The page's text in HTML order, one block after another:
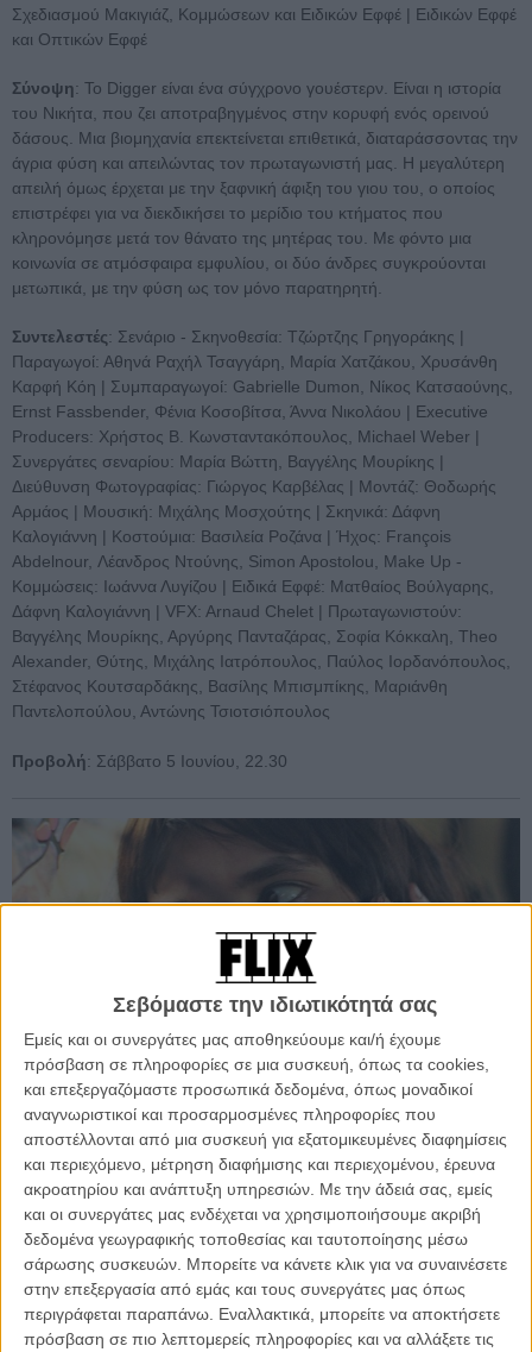
Σεβόμαστε την ιδιωτικότητά σας
Εμείς και οι συνεργάτες μας αποθηκεύουμε και/ή έχουμε
πρόσβαση σε πληροφορίες σε μια συσκευή, όπως τα cookies,
και επεξεργαζόμαστε προσωπικά δεδομένα, όπως μοναδικοί
αναγνωριστικοί και προσαρμοσμένες πληροφορίες που
αποστέλλονται από μια συσκευή για εξατομικευμένες διαφημίσεις
και περιεχόμενο, μέτρηση διαφήμισης και περιεχομένου, έρευνα
ακροατηρίου και ανάπτυξη υπηρεσιών. Με την άδειά σας, εμείς
και οι συνεργάτες μας ενδέχεται να χρησιμοποιήσουμε ακριβή
δεδομένα γεωγραφικής τοποθεσίας και ταυτοποίησης μέσω
σάρωσης συσκευών. Μπορείτε να κάνετε κλικ για να συναινέσετε
στην επεξεργασία από εμάς και τους συνεργάτες μας όπως
περιγράφεται παραπάνω. Εναλλακτικά, μπορείτε να αποκτήσετε
πρόσβαση σε πιο λεπτομερείς πληροφορίες και να αλλάξετε τις
Σχεδιασμού Μακιγιάζ, Κομμώσεων και Ειδικών Εφφέ | Ειδικών Εφφέ
και Οπτικών Εφφέ
Σύνοψη: Το Digger είναι ένα σύγχρονο γουέστερν. Είναι η ιστορία
του Νικήτα, που ζει αποτραβηγμένος στην κορυφή ενός ορεινού
δάσους. Μια βιομηχανία επεκτείνεται επιθετικά, διαταράσσοντας την
άγρια φύση και απειλώντας τον πρωταγωνιστή μας. Η μεγαλύτερη
απειλή όμως έρχεται με την ξαφνική άφιξη του γιου του, ο οποίος
επιστρέφει για να διεκδικήσει το μερίδιο του κτήματος που
κληρονόμησε μετά τον θάνατο της μητέρας του. Με φόντο μια
κοινωνία σε ατμόσφαιρα εμφυλίου, οι δύο άνδρες συγκρούονται
μετωπικά, με την φύση ως τον μόνο παρατηρητή.
Συντελεστές: Σενάριο - Σκηνοθεσία: Τζώρτζης Γρηγοράκης |
Παραγωγοί: Αθηνά Ραχήλ Τσαγγάρη, Μαρία Χατζάκου, Χρυσάνθη
Καρφή Κόη | Συμπαραγωγοί: Gabrielle Dumon, Νίκος Κατσαούνης,
Ernst Fassbender, Φένια Κοσοβίτσα, Άννα Νικολάου | Executive
Producers: Χρήστος Β. Κωνσταντακόπουλος, Michael Weber |
Συνεργάτες σεναρίου: Μαρία Βώττη, Βαγγέλης Μουρίκης |
Διεύθυνση Φωτογραφίας: Γιώργος Καρβέλας | Μοντάζ: Θοδωρής
Αρμάος | Μουσική: Μιχάλης Μοσχούτης | Σκηνικά: Δάφνη
Καλογιάννη | Κοστούμια: Βασιλεία Ροζάνα | Ήχος: François
Abdelnour, Λέανδρος Ντούνης, Simon Apostolou, Make Up -
Κομμώσεις: Ιωάννα Λυγίζου | Ειδικά Εφφέ: Ματθαίος Βούλγαρης,
Δάφνη Καλογιάννη | VFX: Arnaud Chelet | Πρωταγωνιστούν:
Βαγγέλης Μουρίκης, Αργύρης Πανταζάρας, Σοφία Κόκκαλη, Theo
Alexander, Θύτης, Μιχάλης Ιατρόπουλος, Παύλος Ιορδανόπουλος,
Στέφανος Κουτσαρδάκης, Βασίλης Μπισμπίκης, Μαριάνθη
Παντελοπούλου, Αντώνης Τσιοτσιόπουλος
Προβολή: Σάββατο 5 Ιουνίου, 22.30
Kala Azar
2 Υποψηφιότητες: Α’ Γυναικείου Ρόλου | Σχεδιασμού Μακιγιάζ,
Κομμώσεων και Ειδικών Εφφέ
Σύνοψη: Στις παρυφές μιας πόλης κάπου στη νότια Ευρώπη, ένα